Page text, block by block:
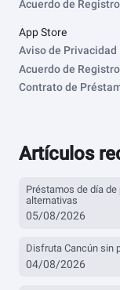
Acuerdo de Registro
App Store
Aviso de Privacidad
Acuerdo de Registro
Contrato de
Artículos
Préstamos de día
alternativas
05/08/2026
Disfruta Cancún sin
04/08/2026